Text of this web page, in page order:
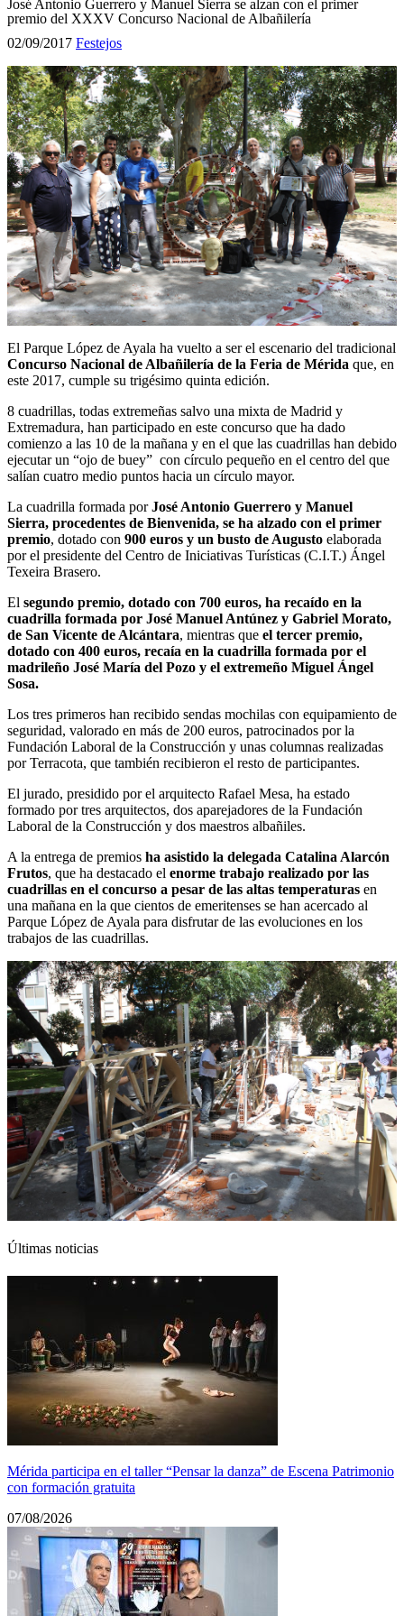
José Antonio Guerrero y Manuel Sierra se alzan con el primer
premio del XXXV Concurso Nacional de Albañilería
02/09/2017 Festejos
El Parque López de Ayala ha vuelto a ser el escenario del tradicional
Concurso Nacional de Albañilería de la Feria de Mérida que, en
este 2017, cumple su trigésimo quinta edición.
8 cuadrillas, todas extremeñas salvo una mixta de Madrid y
Extremadura, han participado en este concurso que ha dado
comienzo a las 10 de la mañana y en el que las cuadrillas han debido
ejecutar un “ojo de buey” con círculo pequeño en el centro del que
salían cuatro medio puntos hacia un círculo mayor.
La cuadrilla formada porJosé Antonio Guerrero y Manuel
Sierra, procedentes de Bienvenida, se ha alzado con el primer
premio, dotado con 900 euros y un busto de Augusto elaborada
por el presidente del Centro de Iniciativas Turísticas (C.I.T.) Ángel
Texeira Brasero.
El segundo premio, dotado con 700 euros, ha recaído en la
cuadrilla formada por José Manuel Antúnez y Gabriel Morato,
de San Vicente de Alcántara, mientras que el tercer premio,
dotado con 400 euros, recaía en la cuadrilla formada por el
madrileño José María del Pozo y el extremeño Miguel Ángel
Sosa.
Los tres primeros han recibido sendas mochilas con equipamiento de
seguridad, valorado en más de 200 euros, patrocinados por la
Fundación Laboral de la Construcción y unas columnas realizadas
por Terracota, que también recibieron el resto de participantes.
El jurado, presidido por el arquitecto Rafael Mesa, ha estado
formado por tres arquitectos, dos aparejadores de la Fundación
Laboral de la Construcción y dos maestros albañiles.
A la entrega de premios ha asistido la delegada Catalina Alarcón
Frutos, que ha destacado el enorme trabajo realizado por las
cuadrillas en el concurso a pesar de las altas temperaturas en
una mañana en la que cientos de emeritenses se han acercado al
Parque López de Ayala para disfrutar de las evoluciones en los
trabajos de las cuadrillas.
Últimas noticias
Mérida participa en el taller “Pensar la danza” de Escena Patrimonio
con formación gratuita
07/08/2026